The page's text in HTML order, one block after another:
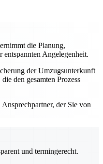
die Planung,
Angelegenheit.
der Umzugsunterkunft
den gesamten Prozess
der Sie von
und termingerecht.